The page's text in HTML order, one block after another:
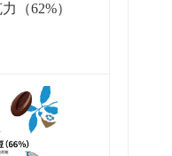
（62%）